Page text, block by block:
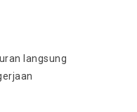
langsung